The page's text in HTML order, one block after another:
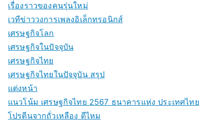
เรื่องราวของคนรุ่นใหม่
เวทีข่าววงการเพลงอิเล็กทรอนิกส์
เศรษฐกิจโลก
เศรษฐกิจในปัจจุบัน
เศรษฐกิจไทย
เศรษฐกิจไทยในปัจจุบัน สรุป
แต่งหน้า
แนวโน้ม เศรษฐกิจไทย 2567 ธนาคารแห่ง ประเทศไทย
โปรตีนจากถั่วเหลือง ดีไหม